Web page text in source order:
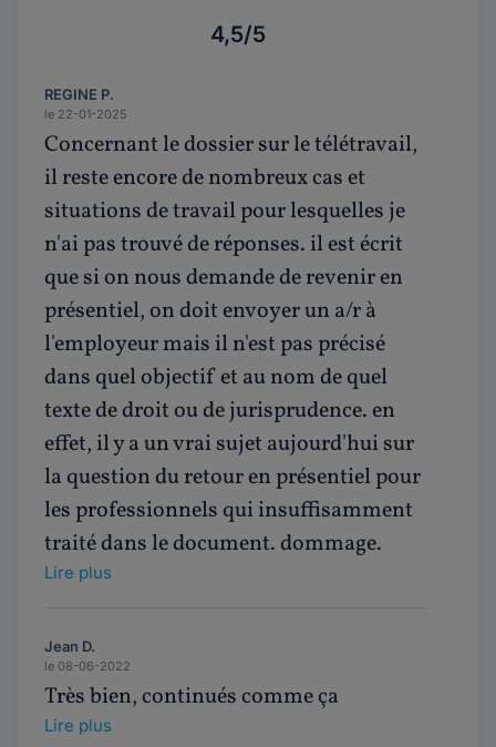
4,5/5
REGINE P.
le 22-01-2025
Concernant le dossier sur le télétravail,
il reste encore de nombreux cas et
situations de travail pour lesquelles je
n'ai pas trouvé de réponses. il est écrit
que si on nous demande de revenir en
présentiel, on doit envoyer un a/r à
l'employeur mais il n'est pas précisé
dans quel objectif et au nom de quel
texte de droit ou de jurisprudence. en
effet, il y a un vrai sujet aujourd'hui sur
la question du retour en présentiel pour
les professionnels qui insuffisamment
traité dans le document. dommage.
Lire plus
Jean D.
le 08-06-2022
Très bien, continués comme ça
Lire plus